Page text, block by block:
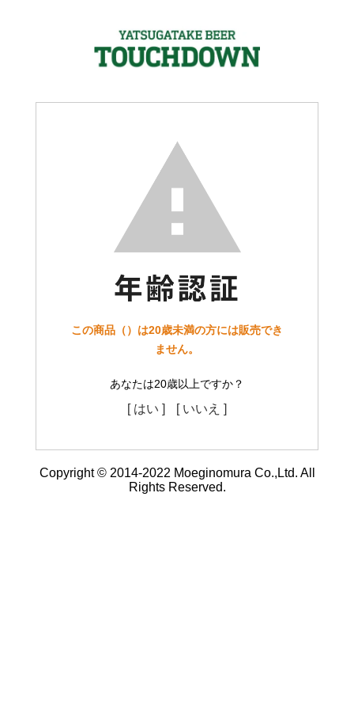
この商品（）は20歳未満の方には販売でき
ません。
あなたは20歳以上ですか？
[ はい ] [ いいえ ]
Copyright © 2014-2022 Moeginomura Co.,Ltd. All
Rights Reserved.